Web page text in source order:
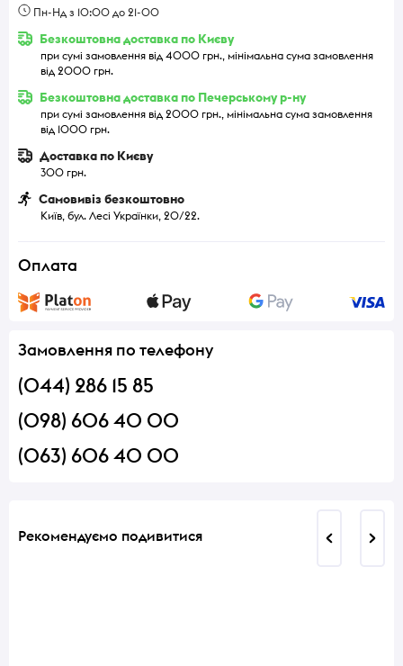
Пн-Нд з 10:00 до 21-00
Безкоштовна доставка по Києву
при сумі замовлення від 4000 грн., мінімальна сума замовлення
від 2000 грн.
Безкоштовна доставка по Печерському р-ну
при сумі замовлення від 2000 грн., мінімальна сума замовлення
від 1000 грн.
Доставка по Києву
300 грн.
Самовивіз безкоштовно
Київ, бул. Лесі Українки, 20/22.
Оплата
Замовлення по телефону
(044) 286 15 85
(098) 606 40 00
(063) 606 40 00
Рекомендуємо подивитися